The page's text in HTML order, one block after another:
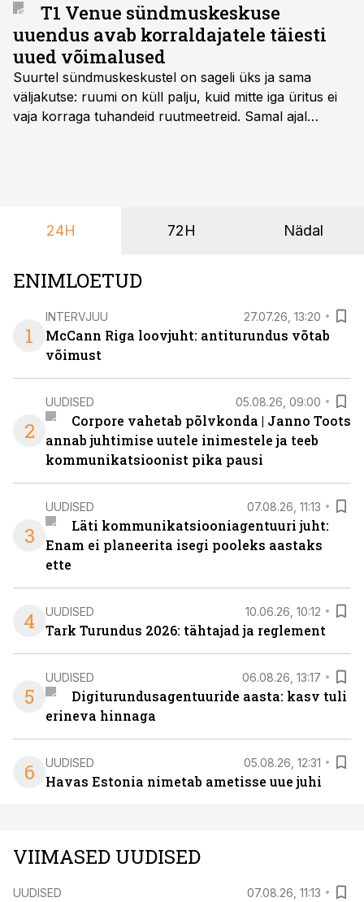
T1 Venue sündmuskeskuse
uuendus avab korraldajatele täiesti
uued võimalused
Suurtel sündmuskeskustel on sageli üks ja sama
väljakutse: ruumi on küll palju, kuid mitte iga üritus ei
vaja korraga tuhandeid ruutmeetreid. Samal ajal
nendele vajadustele vastanud uuendusega, mis pakub
24H 72H Nädal
ENIMLOETUD
1
INTERVJUU 27.07.26, 13:20
McCann Riga loovjuht: antiturundus võtab
võimust
2
UUDISED 05.08.26, 09:00
Corpore vahetab põlvkonda | Janno Toots
annab juhtimise uutele inimestele ja teeb
kommunikatsioonist pika pausi
3
UUDISED 07.08.26, 11:13
Läti kommunikatsiooniagentuuri juht:
Enam ei planeerita isegi pooleks aastaks
ette
4 UUDISED 10.06.26, 10:12
Tark Turundus 2026: tähtajad ja reglement
5
UUDISED 06.08.26, 13:17
Digiturundusagentuuride aasta: kasv tuli
erineva hinnaga
6 UUDISED 05.08.26, 12:31
Havas Estonia nimetab ametisse uue juhi
VIIMASED UUDISED
UUDISED 07.08.26, 11:13